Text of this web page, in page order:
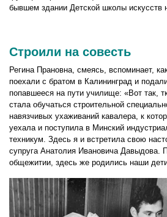
бывшем здании Детской школы искусств
Строили на совесть
Регина Прановна, смеясь, вспоминает,
поехали с братом в Калининград и
попавшееся на пути училище: «Вот так,
стала обучаться строительной
навязчивых ухаживаний кавалера, к
уехала и поступила в Минский
техникум. Здесь я и встретила свою
супруга Анатолия Ивановича Давыдова.
общежитии, здесь же родились наши